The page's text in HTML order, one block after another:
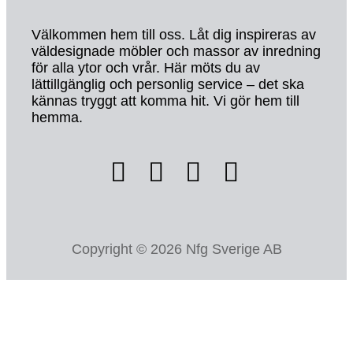
Välkommen hem till oss. Låt dig inspireras av
väldesignade möbler och massor av inredning
för alla ytor och vrår. Här möts du av
lättillgänglig och personlig service – det ska
kännas tryggt att komma hit. Vi gör hem till
hemma.
Copyright © 2026 Nfg Sverige AB